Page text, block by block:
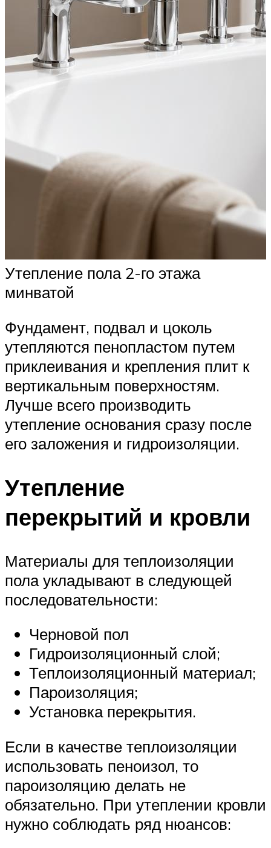
Утепление пола 2-го этажа
минватой
Фундамент, подвал и цоколь
утепляются пенопластом путем
приклеивания и крепления плит к
вертикальным поверхностям.
Лучше всего производить
утепление основания сразу после
его заложения и гидроизоляции.
Утепление
перекрытий и кровли
Материалы для теплоизоляции
пола укладывают в следующей
последовательности:
Черновой пол
Гидроизоляционный слой;
Теплоизоляционный материал;
Пароизоляция;
Установка перекрытия.
Если в качестве теплоизоляции
использовать пеноизол, то
пароизоляцию делать не
обязательно. При утеплении кровли
нужно соблюдать ряд нюансов: